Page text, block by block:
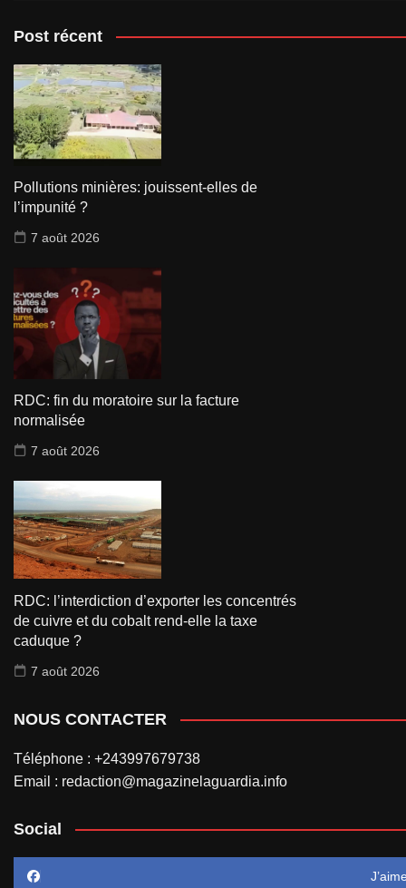
Post récent
Pollutions minières: jouissent-elles de
l’impunité ?
7 août 2026
RDC: fin du moratoire sur la facture
normalisée
7 août 2026
RDC: l’interdiction d’exporter les concentrés
de cuivre et du cobalt rend-elle la taxe
caduque ?
7 août 2026
NOUS CONTACTER
Téléphone : +243997679738
Email : redaction@magazinelaguardia.info
Social